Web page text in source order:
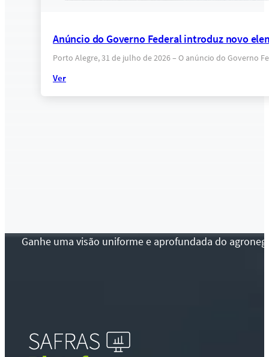
Anúncio do Governo Federal introduz novo
Porto Alegre, 31 de julho de 2026 – O anúncio do Governo
Ver
Ganhe uma visão uniforme e aprofundada do